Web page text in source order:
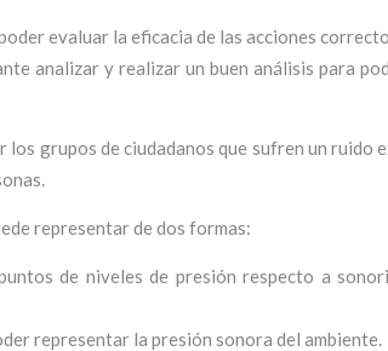
evaluar la eficacia de las acciones
analizar y realizar un buen análisis para
grupos de ciudadanos que sufren un ruido
representar de dos formas:
de niveles de presión respecto a
representar la presión sonora del ambiente.